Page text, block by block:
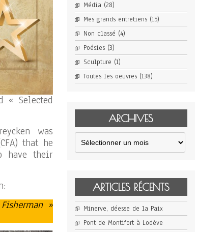
« Selected
was
that he
have their
»
Média (28)
Mes grands entretiens(15)
Non classé (4)
Poésies(3)
Sculpture (1)
Toutes les oeuvres(138)
ARCHIVES
Archives
ARTICLES RÉCENTS
Minerve, déesse de la Paix
Pont de Montifort à Lodève